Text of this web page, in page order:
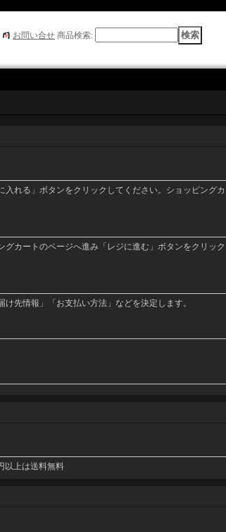
お問い合せ 商品検索:
れる」ボタンをクリックしてください。ショッピングカ
カートのページへ進み「レジに進む」ボタンをクリック
先情報」「お支払い方法」などを決定します。
以上は送料無料